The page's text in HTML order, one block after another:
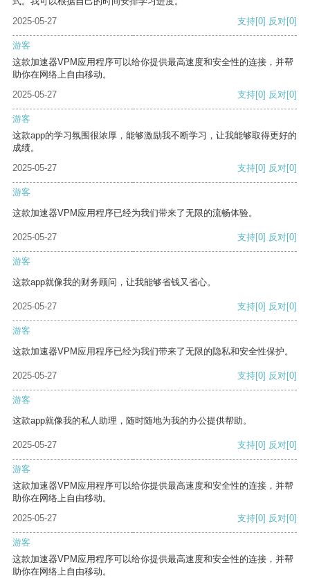
2025-05-27
支持[0] 反对[0]
游客
这款加速器VPM应用程序可以给你提供最高速度和安全性的连接，并帮
助你在网络上自由移动。
2025-05-27
支持[0] 反对[0]
游客
这款app的学习氛围很浓厚，能够激励我不断学习，让我能够取得更好的
成绩。
2025-05-27
支持[0] 反对[0]
游客
这款加速器VPM应用程序已经为我们带来了无限的流畅体验。
2025-05-27 支持[0] 反对[0]
游客
这款app就像我的财务顾问，让我能够省钱又省心。
2025-05-27 支持[0] 反对[0]
游客
这款加速器VPM应用程序已经为我们带来了无限的隐私和安全性保护。
2025-05-27 支持[0] 反对[0]
游客
这款app就像我的私人助理，随时随地为我的办公提供帮助。
2025-05-27 支持[0] 反对[0]
游客
这款加速器VPM应用程序可以给你提供最高速度和安全性的连接，并帮
助你在网络上自由移动。
2025-05-27
支持[0] 反对[0]
游客
这款加速器VPM应用程序可以给你提供最高速度和安全性的连接，并帮
助你在网络上自由移动。